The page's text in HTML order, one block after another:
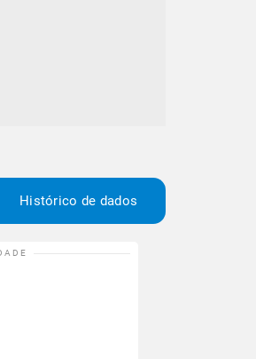
Histórico de dados